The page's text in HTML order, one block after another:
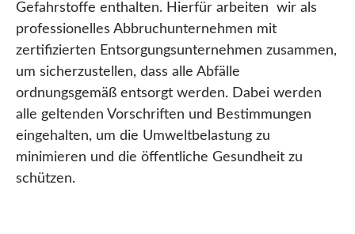
Gefahrstoffe enthalten. Hierfür arbeiten wir als
professionelles Abbruchunternehmen mit
zertifizierten Entsorgungsunternehmen zusammen,
um sicherzustellen, dass alle Abfälle
ordnungsgemäß entsorgt werden. Dabei werden
alle geltenden Vorschriften und Bestimmungen
eingehalten, um die Umweltbelastung zu
minimieren und die öffentliche Gesundheit zu
schützen.